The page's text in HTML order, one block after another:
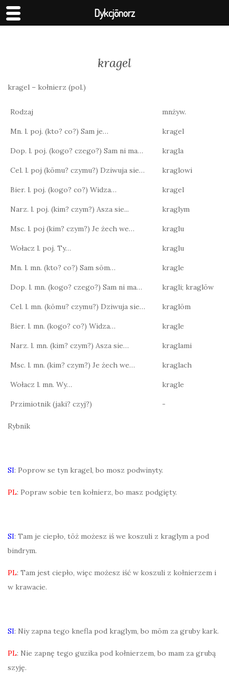
kragel
kragel – kołnierz (pol.)
Rodzaj mnżyw.
Mn. l. poj. (kto? co?) Sam je… kragel
Dop. l. poj. (kogo? czego?) Sam ni ma… kragla
Cel. l. poj (kōmu? czymu?) Dziwuja sie… kraglowi
Bier. l. poj. (kogo? co?) Widza… kragel
Narz. l. poj. (kim? czym?) Asza sie... kraglym
Msc. l. poj (kim? czym?) Je żech we… kraglu
Wołacz l. poj. Ty… kraglu
Mn. l. mn. (kto? co?) Sam sōm… kragle
Dop. l. mn. (kogo? czego?) Sam ni ma… kragli; kraglōw
Cel. l. mn. (kōmu? czymu?) Dziwuja sie… kraglōm
Bier. l. mn. (kogo? co?) Widza… kragle
Narz. l. mn. (kim? czym?) Asza sie… kraglami
Msc. l. mn. (kim? czym?) Je żech we… kraglach
Wołacz l. mn. Wy… kragle
Przimiotnik (jaki? czyj?) -
Rybnik
SI: Poprow se tyn kragel, bo mosz podwinyty.
PL: Popraw sobie ten kołnierz, bo masz podgięty.
SI: Tam je ciepło, tōż możesz iś we koszuli z kraglym a pod
bindrym.
PL: Tam jest ciepło, więc możesz iść w koszuli z kołnierzem i
w krawacie.
SI: Niy zapna tego knefla pod kraglym, bo mōm za gruby kark.
PL: Nie zapnę tego guzika pod kołnierzem, bo mam za grubą
szyję.
Dykcjōnorz